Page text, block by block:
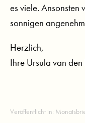
es viele. Ansonsten
sonnigen
Herzlich,
Ihre Ursula van den
Veröffentlicht in: